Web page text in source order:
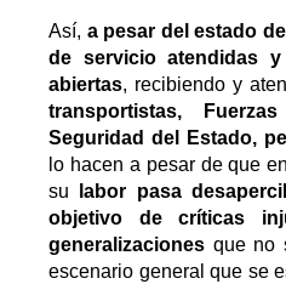
Así, a pesar del estado
de servicio atendidas y
abiertas, recibiendo y
transportistas,
Seguridad del Estado,
lo hacen a pesar de que
su
labor pasa
objetivo de críticas
generalizaciones que no
escenario general que se